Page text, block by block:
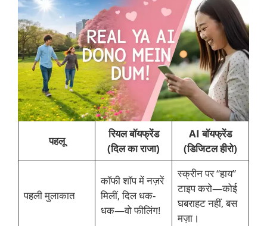
पहलू
रियल बॉयफ्रेंड
(दिल का राजा)
AI बॉयफ्रेंड
(डिजिटल हीरो)
पहली मुलाकात
कॉफी शॉप में नज़रें
मिलीं, दिल धक-
धक—वो फीलिंग!
स्क्रीन पर “हाय”
टाइप करो—कोई
घबराहट नहीं, बस
मज़ा।